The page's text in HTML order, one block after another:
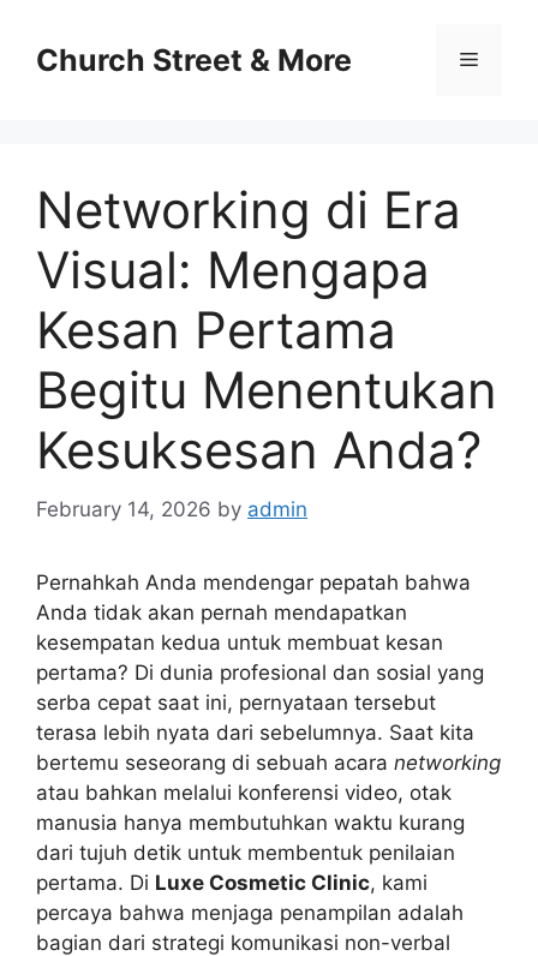
contentChurch Street & More Menu
Networking di Era
Visual: Mengapa
Kesan Pertama
Begitu Menentukan
Kesuksesan Anda?
February 14, 2026 by admin
Pernahkah Anda mendengar pepatah bahwa
Anda tidak akan pernah mendapatkan
kesempatan kedua untuk membuat kesan
pertama? Di dunia profesional dan sosial yang
serba cepat saat ini, pernyataan tersebut
terasa lebih nyata dari sebelumnya. Saat kita
bertemu seseorang di sebuah acara networking
atau bahkan melalui konferensi video, otak
manusia hanya membutuhkan waktu kurang
dari tujuh detik untuk membentuk penilaian
pertama. Di Luxe Cosmetic Clinic, kami
percaya bahwa menjaga penampilan adalah
bagian dari strategi komunikasi non-verbal